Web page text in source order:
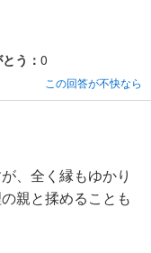
う： 0
この回答が不快なら
、全く縁もゆかり
親と揉めることも